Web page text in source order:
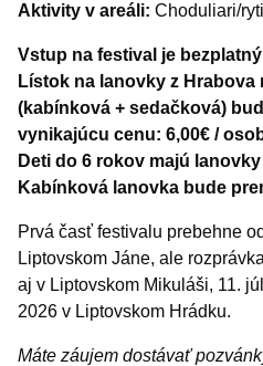
Aktivity v areáli: Choduliari/
Vstup na festival je
Lístok na lanovky z Hrabova
(kabínková + sedačková)
vynikajúcu cenu: 6,00€ /
Deti do 6 rokov majú
Kabínková lanovka bude
Prvá časť festivalu prebehne
Liptovskom Jáne, ale
aj v Liptovskom Mikuláši, 11.
2026 v Liptovskom Hrádku.
Máte záujem dostávať